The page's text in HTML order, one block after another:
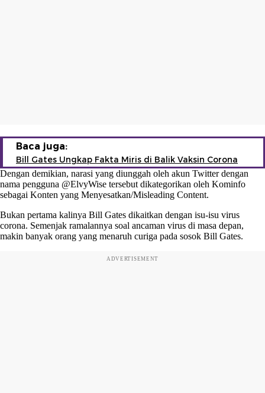
Baca juga:
Bill Gates Ungkap Fakta Miris di Balik Vaksin Corona
Dengan demikian, narasi yang diunggah oleh akun Twitter dengan
nama pengguna @ElvyWise tersebut dikategorikan oleh Kominfo
sebagai Konten yang Menyesatkan/Misleading Content.
Bukan pertama kalinya Bill Gates dikaitkan dengan isu-isu virus
corona. Semenjak ramalannya soal ancaman virus di masa depan,
makin banyak orang yang menaruh curiga pada sosok Bill Gates.
ADVERTISEMENT